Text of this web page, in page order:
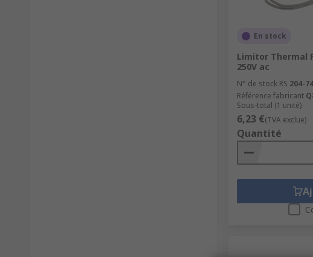
En stock
Limitor Thermal
250V ac
N° de stock RS 204-
Référence fabricant
Sous-total (1 unité)
6,23 €(TVA exclue)
Quantité